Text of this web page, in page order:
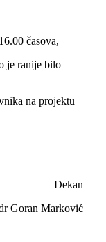
časova,
je ranije bilo
na projektu
Dekan
Goran Marković